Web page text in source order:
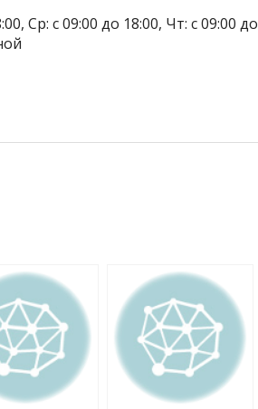
Ср: с 09:00 до 18:00, Чт: с 09:00 до